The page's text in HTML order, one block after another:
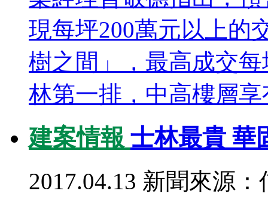
現每坪200萬元以上的
樹之間」，最高成交
林第一排，中高樓層享
建案情報 士林最貴 華
2017.04.13 新聞來源：